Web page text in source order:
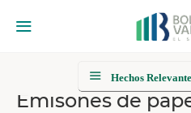
Hechos
Emisones de